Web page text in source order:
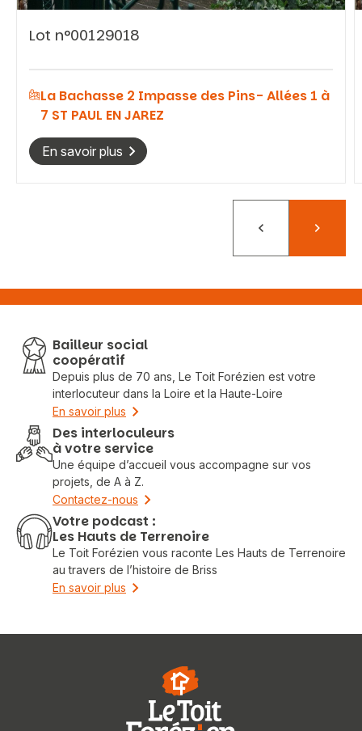
Lot n°00129018
La Bachasse 2 Impasse des Pins- Allées 1 à
7 ST PAUL EN JAREZ
En savoir plus
PrécédentSuivant
Bailleur social
coopératif
Depuis plus de 70 ans, Le Toit Forézien est votre
interlocuteur dans la Loire et la Haute-Loire
En savoir plus
Des interloculeurs
à votre service
Une équipe d’accueil vous accompagne sur vos
projets, de A à Z.
Contactez-nous
Votre podcast :
Les Hauts de Terrenoire
Le Toit Forézien vous raconte Les Hauts de Terrenoire
au travers de l’histoire de Briss
En savoir plus